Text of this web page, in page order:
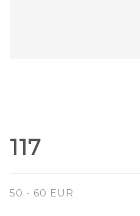
117
50 - 60 EUR